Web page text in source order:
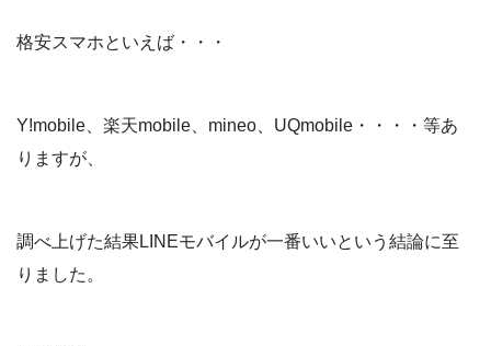
格安スマホといえば・・・
Y!mobile、楽天mobile、mineo、UQmobile・・・・等あ
りますが、
調べ上げた結果LINEモバイルが一番いいという結論に至
りました。